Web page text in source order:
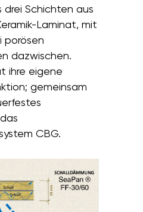
Schichten aus
Laminat, mit
porösen
dazwischen.
ihre eigene
gemeinsam
CBG.